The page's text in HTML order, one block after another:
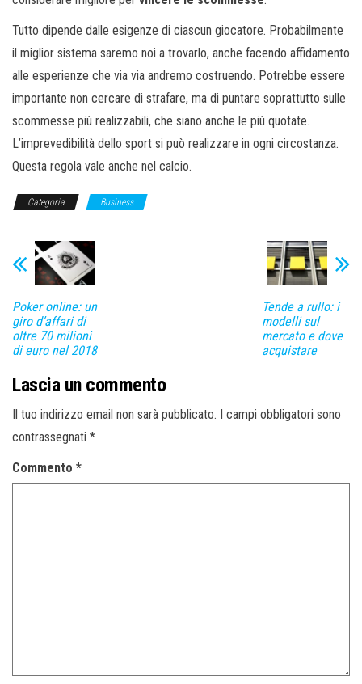
Tutto dipende dalle esigenze di ciascun giocatore. Probabilmente
il miglior sistema saremo noi a trovarlo, anche facendo affidamento
alle esperienze che via via andremo costruendo. Potrebbe essere
importante non cercare di strafare, ma di puntare soprattutto sulle
scommesse più realizzabili, che siano anche le più quotate.
L’imprevedibilità dello sport si può realizzare in ogni circostanza.
Questa regola vale anche nel calcio.
Categoria Business
Poker online: un
giro d’affari di
oltre 70 milioni
di euro nel 2018
Tende a rullo: i
modelli sul
mercato e dove
acquistare
Lascia un commento
Il tuo indirizzo email non sarà pubblicato.
I campi obbligatori sono
contrassegnati *
Commento *